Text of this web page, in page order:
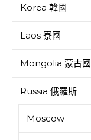
Korea 韓國
Laos 寮國
Mongolia 蒙古國
Russia 俄羅斯
Moscow